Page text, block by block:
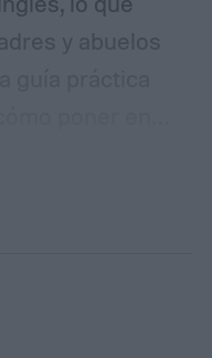
y abuelos
de pacientes
populares